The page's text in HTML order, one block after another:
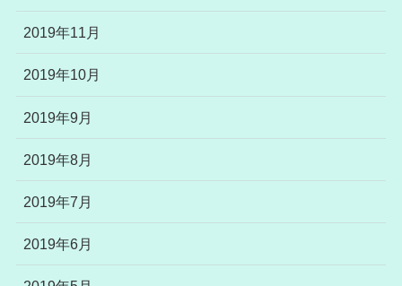
2019年11月
2019年10月
2019年9月
2019年8月
2019年7月
2019年6月